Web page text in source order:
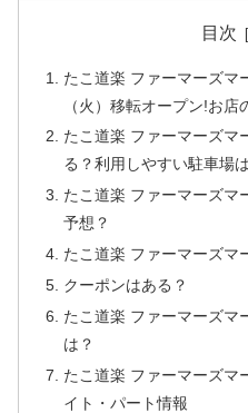
目次
たこ道楽 ファーマーズ
（火）移転オープン!お店
たこ道楽 ファーマーズマ
る？利用しやすい駐車場
たこ道楽 ファーマーズマ
予想？
たこ道楽 ファーマーズマ
クーポンはある？
たこ道楽 ファーマーズマ
は？
たこ道楽 ファーマーズマ
イト・パート情報